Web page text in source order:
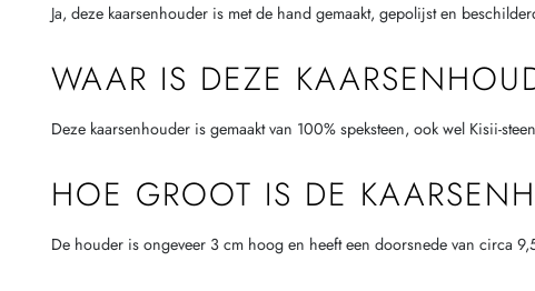
Ja, deze kaarsenhouder is met de hand gemaakt, gepolijst en
WAAR IS DEZE
Deze kaarsenhouder is gemaakt van 100% speksteen, ook wel Kisii-
HOE GROOT IS DE
De houder is ongeveer 3 cm hoog en heeft een doorsnede van circa